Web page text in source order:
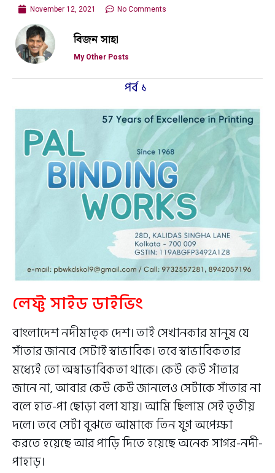
November 12, 2021 No Comments
বিজন সাহা
My Other Posts
পর্ব ১
লেফ্ট সাইড ডাইভিং
বাংলাদেশ নদীমাতৃক দেশ। তাই সেখানকার মানুষ যে
সাঁতার জানবে সেটাই স্বাভাবিক। তবে স্বাভাবিকতার
মধ্যেই তো অস্বাভাবিকতা থাকে। কেউ কেউ সাঁতার
জানে না, আবার কেউ কেউ জানলেও সেটাকে সাঁতার না
বলে হাত-পা ছোড়া বলা যায়। আমি ছিলাম সেই তৃতীয়
দলে। তবে সেটা বুঝতে আমাকে তিন যুগ অপেক্ষা
করতে হয়েছে আর পাড়ি দিতে হয়েছে অনেক সাগর-নদী-
পাহাড়।